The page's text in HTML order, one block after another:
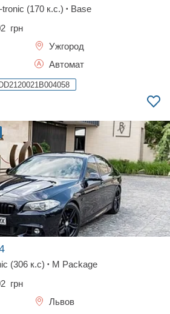
(170 к.с.) • Base
грн
Ужгород
Автомат
(306 к.с) • M Package
грн
Львов